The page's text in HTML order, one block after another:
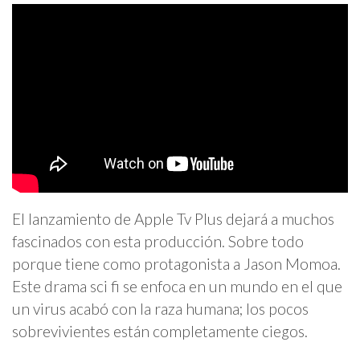
El lanzamiento de Apple Tv Plus dejará a muchos
fascinados con esta producción. Sobre todo
porque tiene como protagonista a Jason Momoa.
Este drama sci fi se enfoca en un mundo en el que
un virus acabó con la raza humana; los pocos
sobrevivientes están completamente ciegos.